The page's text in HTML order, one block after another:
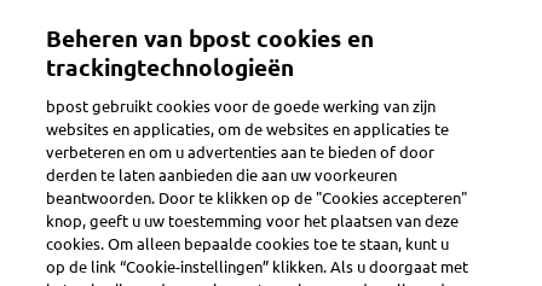
inhoud
Toggle navigation
Verzendopties
Wanneer is mijn
Beheren van bpost cookies en
trackingtechnologieën
bpost gebruikt cookies voor de goede werking van zijn
websites en applicaties, om de websites en applicaties te
verbeteren en om u advertenties aan te bieden of door
derden te laten aanbieden die aan uw voorkeuren
beantwoorden. Door te klikken op de "Cookies accepteren"
knop, geeft u uw toestemming voor het plaatsen van deze
cookies. Om alleen bepaalde cookies toe te staan, kunt u
op de link “Cookie-instellingen” klikken. Als u doorgaat met